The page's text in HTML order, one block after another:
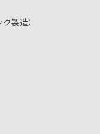
製造）